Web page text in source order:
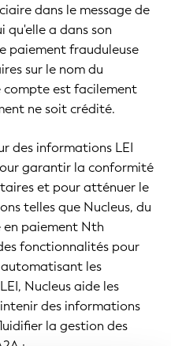
dans le message de
a dans son
paiement frauduleuse
sur le nom du
compte est facilement
ne soit crédité.
des informations LEI
garantir la conformité
et pour atténuer le
telles que Nucleus, du
en paiement Nth
fonctionnalités pour
les
Nucleus aide les
des informations
la gestion des